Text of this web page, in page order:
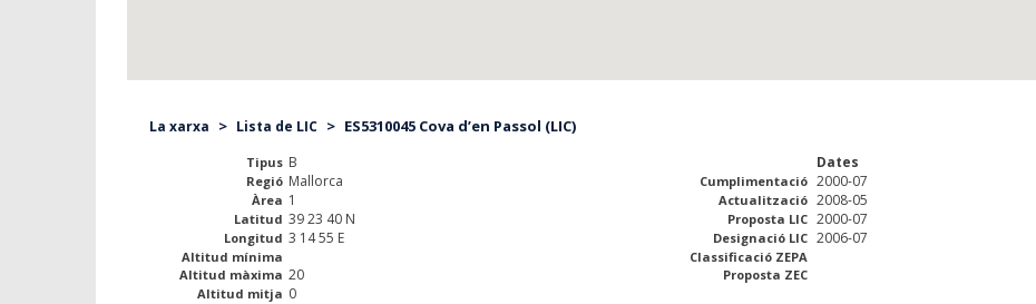
La xarxa > Lista de LIC > ES5310045 Cova d’en Passol (LIC)
Tipus B
Regió Mallorca
Àrea 1
Latitud 39 23 40 N
Longitud 3 14 55 E
Altitud mínima
Altitud màxima 20
Altitud mitja 0
Dates
Cumplimentació 2000-07
Actualització 2008-05
Proposta LIC 2000-07
Designació LIC 2006-07
Classificació ZEPA
Proposta ZEC